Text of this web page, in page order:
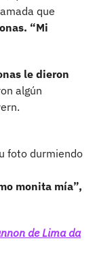
que
“Mi
le dieron
algún
foto durmiendo
monita mía”,
de Lima da